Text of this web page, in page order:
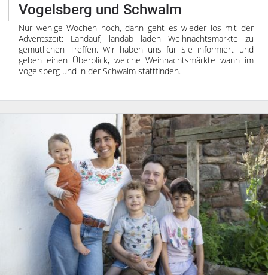
Vogelsberg und Schwalm
Nur wenige Wochen noch, dann geht es wieder los mit der
Adventszeit: Landauf, landab laden Weihnachtsmärkte zu
gemütlichen Treffen. Wir haben uns für Sie informiert und
geben einen Überblick, welche Weihnachtsmärkte wann im
Vogelsberg und in der Schwalm stattfinden.